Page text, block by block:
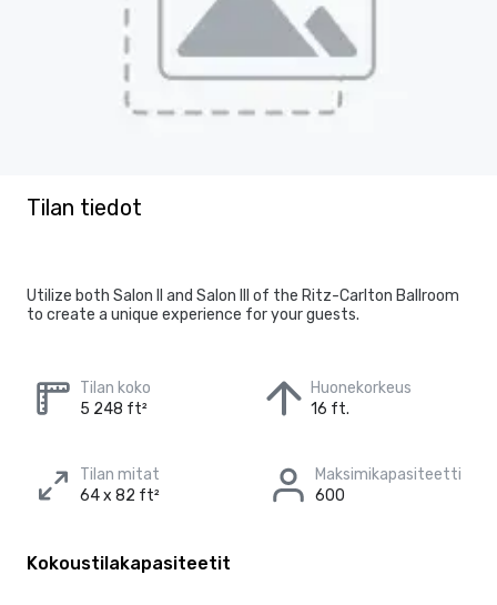
Tilan tiedot
Utilize both Salon II and Salon III of the Ritz-Carlton Ballroom
to create a unique experience for your guests.
Tilan koko
5 248 ft²
Huonekorkeus
16 ft.
Tilan mitat
64 x 82 ft²
Maksimikapasiteetti
600
Kokoustilakapasiteetit